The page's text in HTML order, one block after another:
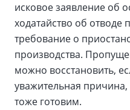
исковое заявление об
ходатайство об отводе
требование о
производства.
можно восстановить,
уважительная
тоже готовим.